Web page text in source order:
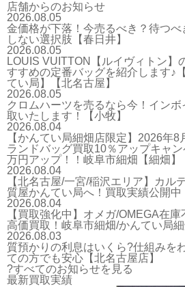
店舗からのお知らせ
2026.08.05
金価格が下落！今売るべき？待つ
しない選択肢【春日井】
2026.08.05
LOUIS VUITTON【ルイヴィトン】
すすめの定番バッグを紹介します♪
てい局】【北名古屋】
2026.08.05
クロムハーツを売るなら今！イン
取いたします！【小牧】
2026.08.04
【かんてい局細畑店限定】2026年
ランドバッグ買取10％アップキャ
万円アップ！！岐阜市細畑【細畑】
2026.08.04
【北名古屋/一宮/稲沢エリア】カル
質屋かんてい局へ！買取実績公開中
2026.08.04
【買取強化中】オメガ/OMEGA在
高価買取！岐阜市細畑/かんてい局細
2026.08.03
質預かりの利息はいくら?仕組みを
ての方でも安心【北名古屋店】
?すべてのお知らせを見る
最新買取実績